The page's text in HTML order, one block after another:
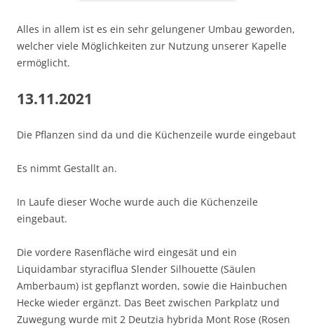
Alles in allem ist es ein sehr gelungener Umbau geworden,
welcher viele Möglichkeiten zur Nutzung unserer Kapelle
ermöglicht.
13.11.2021
Die Pflanzen sind da und die Küchenzeile wurde eingebaut
Es nimmt Gestallt an.
In Laufe dieser Woche wurde auch die Küchenzeile
eingebaut.
Die vordere Rasenfläche wird eingesät und ein
Liquidambar styraciflua Slender Silhouette (Säulen
Amberbaum) ist gepflanzt worden, sowie die Hainbuchen
Hecke wieder ergänzt. Das Beet zwischen Parkplatz und
Zuwegung wurde mit 2 Deutzia hybrida Mont Rose (Rosen